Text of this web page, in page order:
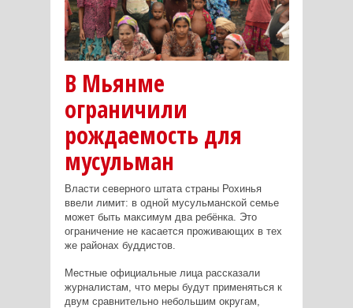
В Мьянме
ограничили
рождаемость для
мусульман
Власти северного штата страны Рохинья
ввели лимит: в одной мусульманской семье
может быть максимум два ребёнка. Это
ограничение не касается проживающих в тех
же районах буддистов.
Местные официальные лица рассказали
журналистам, что меры будут применяться к
двум сравнительно небольшим округам,